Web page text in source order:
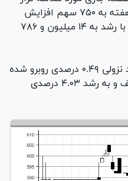
گرفت و از ۲۸۷ سهم در ابتدای هفته به ۷۵۰ سهم افزایش
یافت و حجم از ۵ میلیون و ۲۳۸ با رشد به ۱۴ میلیون و ۷۸۶
در ابتدای هفته این سهم با روند نزولی ۰.۴۹ درصدی روبرو شده
که این روند در پایان هفته متوقف و به رشد ۴.۰۳ درصدی